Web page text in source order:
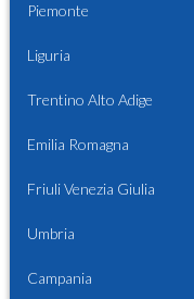
Piemonte
Liguria
Trentino Alto Adige
Emilia Romagna
Friuli Venezia Giulia
Umbria
Campania